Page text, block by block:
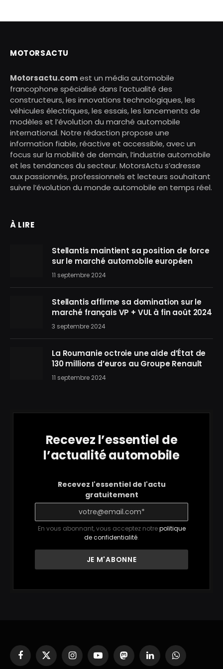
MOTORSACTU
Motorsactu.comest un média automobile
francophone spécialisé dans l’actualité des
constructeurs, les innovations technologiques, les
véhicules électriques, les essais, les lancements de
modèles et l’évolution du marché automobile
international. Notre rédaction propose une
information fiable, réactive et accessible, avec un
focus sur la mobilité de demain, l’industrie automobile
et les tendances du secteur. MotorsActu s’adresse
aux passionnés, professionnels et lecteurs souhaitant
suivre l’évolution du monde automobile en temps réel.
À LIRE
Stellantis maintient sa position de force
sur le marché automobile européen
11 septembre 2024
Stellantis affirme sa domination sur le
marché français VP + VUL à fin août 2024
3 septembre 2024
La Roumanie octroie une aide d’État de
130 millions d’euros au Groupe Renault
11 septembre 2024
Recevez l’essentiel de
l’actualité automobile
Recevez l'essentiel de l'actu
gratuitement
En vous abonnant, vous acceptez notrepolitique
de confidentialité.
Facebook
X
InstagramYouTubeMastodonLinkedInWhatsApp